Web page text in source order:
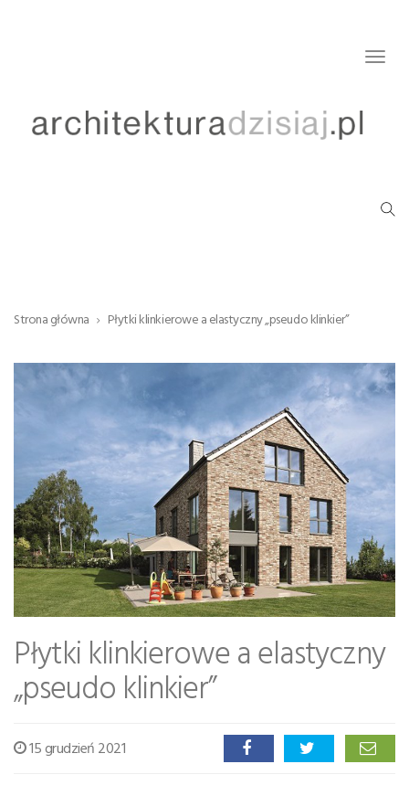
Strona główna Płytki klinkierowe a elastyczny „pseudo klinkier”
Płytki klinkierowe a elastyczny
„pseudo klinkier”
15 grudzień 2021